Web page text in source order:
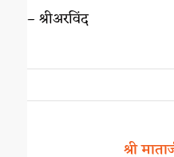
– श्रीअरविंद
श्री